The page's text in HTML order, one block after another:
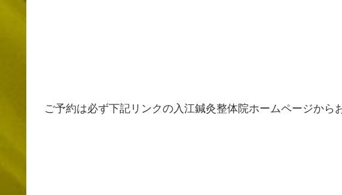
ご予約は必ず下記リンクの入江鍼灸整体院ホームページから